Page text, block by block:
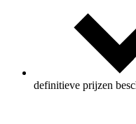
definitieve prijzen